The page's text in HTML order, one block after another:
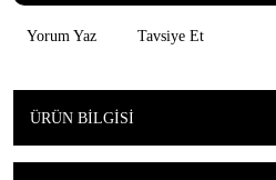
Yorum Yaz Tavsiye Et
ÜRÜN BILGISI